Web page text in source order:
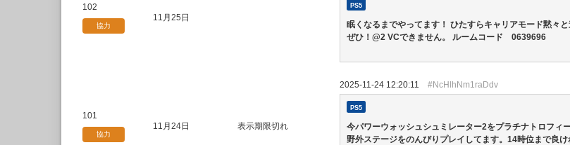
102
協力
11月25日
PS5
眠くなるまでやってます！ ひたすらキャリアモード黙々
ぜひ！@2 VCできません。 ルームコード 0639696
101
協力
11月24日 表示期限切れ
2025-11-24 12:20:11 #NcHlhNm1raDdv
PS5
今パワーウォッシュシュミレーター2をプラチナトロフィ
野外ステージをのんびりプレイしてます。14時位まで良